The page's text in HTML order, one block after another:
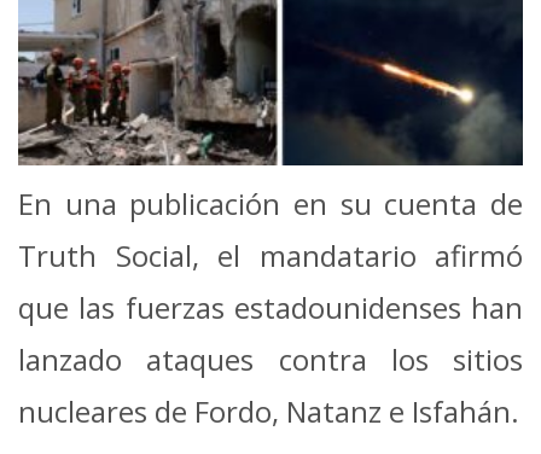
En una publicación en su cuenta de
Truth Social, el mandatario afirmó
que las fuerzas estadounidenses han
lanzado ataques contra los sitios
nucleares de Fordo, Natanz e Isfahán.